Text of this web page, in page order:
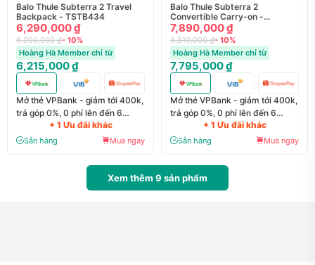
Balo Thule Subterra 2 Travel
Backpack - TSTB434
6,290,000 ₫
6,990,000 ₫- 10%
Hoàng Hà Member chỉ từ
6,215,000 ₫
Mở thẻ VPBank - giảm tới 400k,
trả góp 0%, 0 phí lên đến 6
+ 1 Ưu đãi khác
Sẵn hàng Mua ngay
Balo Thule Subterra 2
Convertible Carry-on -
TSD440
7,890,000 ₫
8,810,000 ₫- 10%
Hoàng Hà Member chỉ từ
7,795,000 ₫
Mở thẻ VPBank - giảm tới 400k,
trả góp 0%, 0 phí lên đến 6
+ 1 Ưu đãi khác
Sẵn hàng Mua ngay
Xem thêm 9 sản phẩm